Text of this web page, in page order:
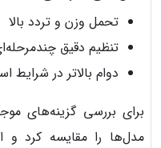
تحمل وزن و تردد بالا
تنظیم دقیق
دوام بالاتر در شرایط
برای بررسی گزینه‌های
مدل‌ها را مقایسه کرد و